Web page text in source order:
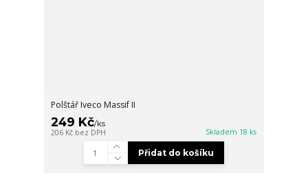
Polštář Iveco Massif II
249 Kč/ks
206 Kč bez DPH Skladem 18 ks
Přidat do košíku